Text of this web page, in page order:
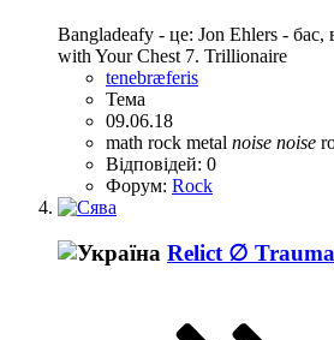
Bangladeafy - це: Jon Ehlers -
with Your Chest 7. Trillionaire
tenebræferis
Тема
09.06.18
math rock metal noise noise
Відповідей: 0
Форум: Rock
Relict ∅ Trauma